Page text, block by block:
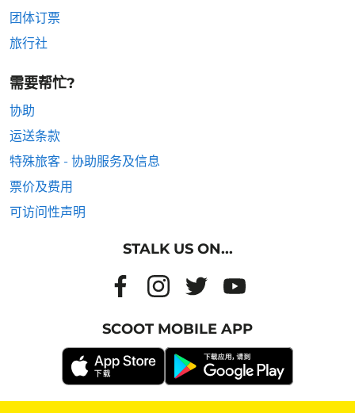
团体订票
旅行社
需要帮忙?
协助
运送条款
特殊旅客 - 协助服务及信息
票价及费用
可访问性声明
STALK US ON...
SCOOT MOBILE APP